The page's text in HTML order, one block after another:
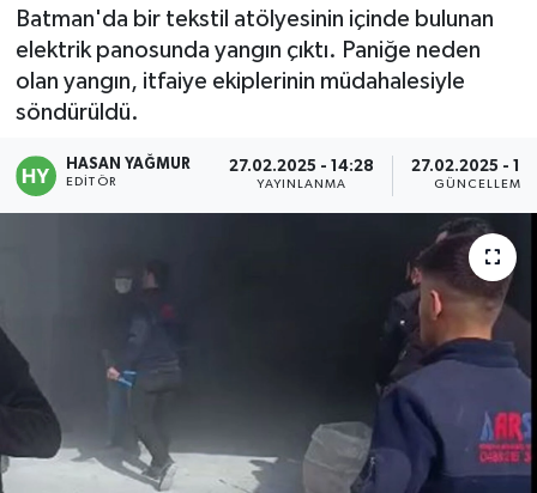
Batman'da bir tekstil atölyesinin içinde bulunan
elektrik panosunda yangın çıktı. Paniğe neden
olan yangın, itfaiye ekiplerinin müdahalesiyle
söndürüldü.
HASAN YAĞMUR
EDITÖR
27.02.2025 - 14:28
YAYINLANMA
27.02.2025 -
GÜNCELLEME
Gündem
Kadın
Spor
Teknoloji
TFF 3.Lig 2.Grup Puan Durumu ve Fikstür
Tüm Manşetler